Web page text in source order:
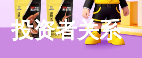
投资者关系